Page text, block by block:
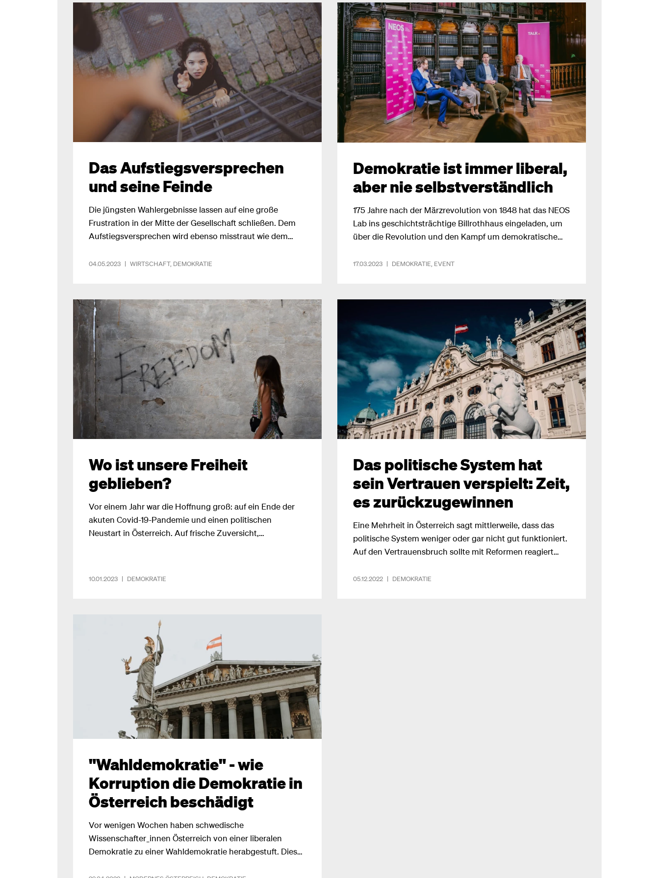
Das Aufstiegsversprechen
und seine Feinde
Die jüngsten Wahlergebnisse lassen auf eine große
Frustration in der Mitte der Gesellschaft schließen. Dem
Aufstiegsversprechen wird ebenso misstraut wie dem
muss sich das ändern.Bild: Samantha Garrote, pexels.com
04.05.2023 | WIRTSCHAFT, DEMOKRATIE
Demokratie ist immer liberal,
aber nie selbstverständlich
175 Jahre nach der Märzrevolution von 1848 hat das NEOS
Lab ins geschichtsträchtige Billrothhaus eingeladen, um
über die Revolution und den Kampf um demokratische
Nachbericht.Fotos: Magdalena Blecha, Katharina Geissler
17.03.2023 | DEMOKRATIE EVENT
Wo ist unsere Freiheit
geblieben?
Vor einem Jahr war die Hoffnung groß: auf ein Ende der
akuten Covid-19-Pandemie und einen politischen
Neustart in Österreich. Auf frische Zuversicht,
Aufklärungsversuche und ausbleibende Reformen
zermürbten das Vertrauen in die Politik – und drückten
das Freiheitsgefühl der Österreicher:innen auf einen
Tiefpunkt: Das ernüchternde Ergebnis des Freiheitsindex
2022.Foto: Hannah Zhyhar via Unsplash.
10.01.2023 | DEMOKRATIE
Das politische System hat
sein Vertrauen verspielt: Zeit,
es zurückzugewinnen
Eine Mehrheit in Österreich sagt mittlerweile, dass das
politische System weniger oder gar nicht gut funktioniert.
Auf den Vertrauensbruch sollte mit Reformen reagiert
05.12.2022 | DEMOKRATIE
"Wahldemokratie" - wie
Korruption die Demokratie in
Österreich beschädigt
Vor wenigen Wochen haben schwedische
Wissenschafter_innen Österreich von einer liberalen
Demokratie zu einer Wahldemokratie herabgestuft. Dies